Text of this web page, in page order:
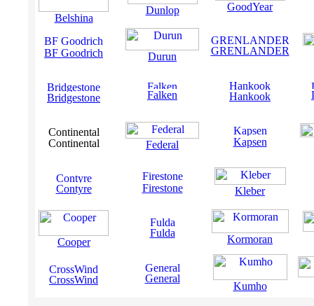
Belshina
BF Goodrich
Bridgestone
Continental
Contyre
Cooper
CrossWind
Dunlop
Durun
Falken
Federal
Firestone
Fulda
General
GoodYear
GRENLANDER
Hankook
Kapsen
Kleber
Kormoran
Kumho